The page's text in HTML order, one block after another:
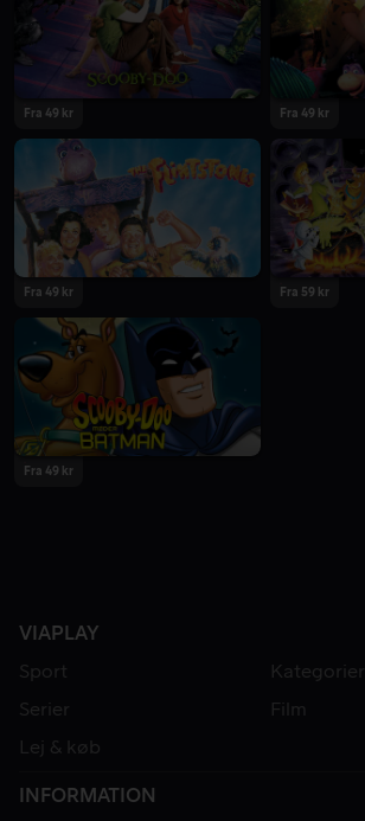
Fra 49 kr Fra 49 kr
Fra 49 kr Fra 59 kr
Fra 49 kr
VIAPLAY
Sport
Kategorier
Serier
Film
Lej & køb
INFORMATION